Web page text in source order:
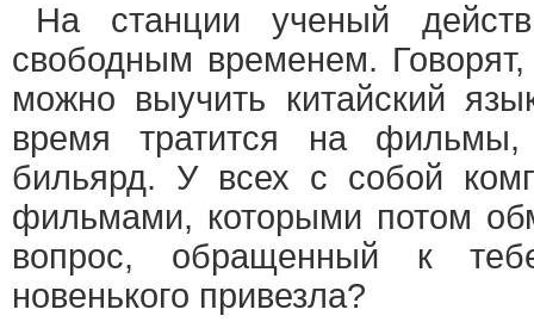
На станции ученый
свободным временем.
можно выучить китайский
время тратится на фильмы,
бильярд. У всех с собой
фильмами, которыми потом
вопрос, обращенный к
новенького привезла?